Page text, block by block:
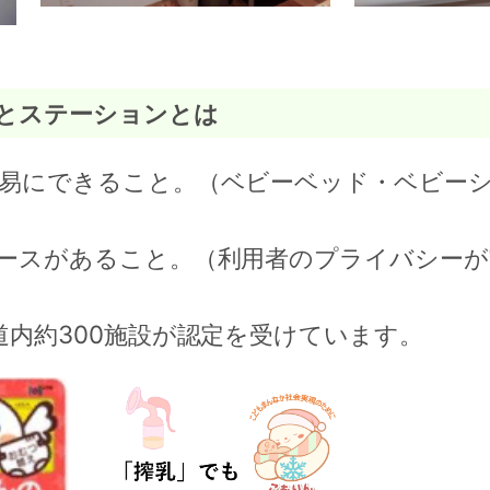
ステーションとは
できること。（ベビーベッド・ベビー
があること。（利用者のプライバシー
約300施設が認定を受けています。